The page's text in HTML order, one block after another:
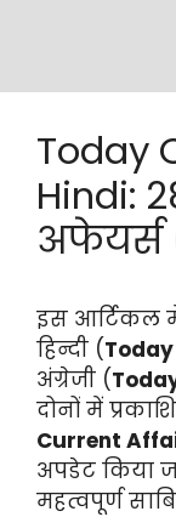
Today
Hindi:
अफेयर्स
इस आर्टिकल
हिन्दी (
अंग्रेजी (
दोनों में
Current
अपडेट किया
महत्वपूर्ण